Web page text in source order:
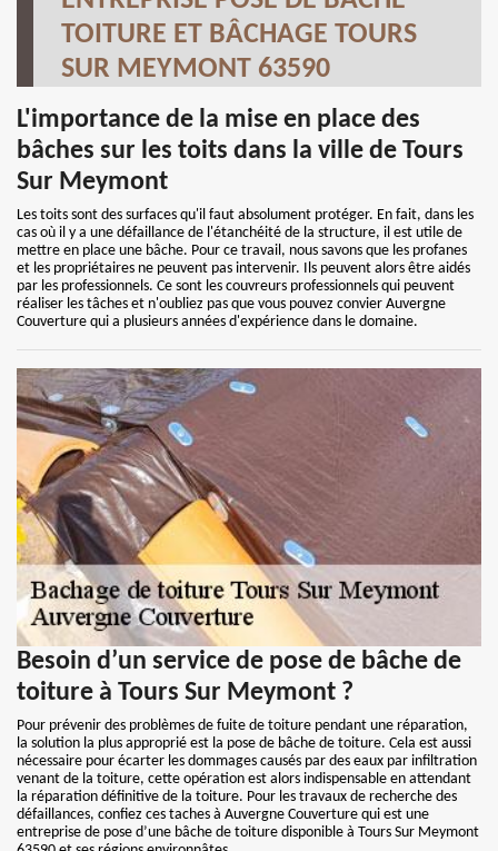
TOITURE ET BÂCHAGE TOURS
SUR MEYMONT 63590
L'importance de la mise en place des
bâches sur les toits dans la ville de Tours
Sur Meymont
Les toits sont des surfaces qu'il faut absolument protéger. En fait, dans les
cas où il y a une défaillance de l'étanchéité de la structure, il est utile de
mettre en place une bâche. Pour ce travail, nous savons que les profanes
et les propriétaires ne peuvent pas intervenir. Ils peuvent alors être aidés
par les professionnels. Ce sont les couvreurs professionnels qui peuvent
réaliser les tâches et n'oubliez pas que vous pouvez convier Auvergne
Couverture qui a plusieurs années d'expérience dans le domaine.
Besoin d’un service de pose de bâche de
toiture à Tours Sur Meymont ?
Pour prévenir des problèmes de fuite de toiture pendant une réparation,
la solution la plus approprié est la pose de bâche de toiture. Cela est aussi
nécessaire pour écarter les dommages causés par des eaux par infiltration
venant de la toiture, cette opération est alors indispensable en attendant
la réparation définitive de la toiture. Pour les travaux de recherche des
défaillances, confiez ces taches à Auvergne Couverture qui est une
entreprise de pose d’une bâche de toiture disponible à Tours Sur Meymont